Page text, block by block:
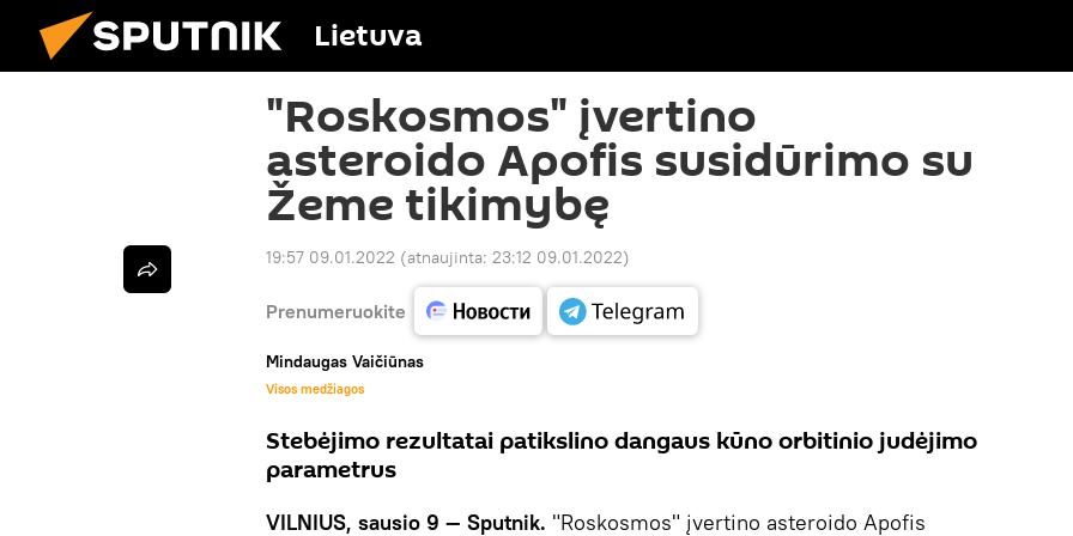
Lietuva
"Roskosmos" įvertino
asteroido Apofis susidūrimo su
Žeme tikimybę
19:57 09.01.2022 (atnaujinta: 23:12 09.01.2022)
Prenumeruokite
Mindaugas Vaičiūnas
Visos medžiagos
Stebėjimo rezultatai patikslino dangaus kūno orbitinio judėjimo
parametrus
VILNIUS, sausio 9 — Sputnik. "Roskosmos" įvertino asteroido Apofis